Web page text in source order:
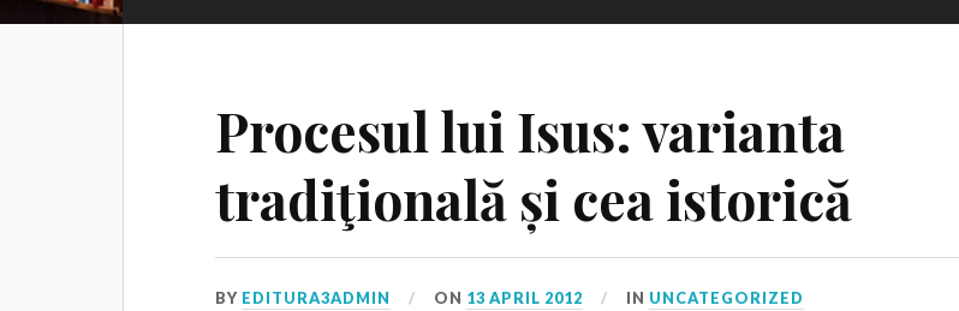
Procesul lui Isus: varianta
tradiţională și cea istorică
BY EDITURA3ADMIN ON 13 APRIL 2012 IN UNCATEGORIZED